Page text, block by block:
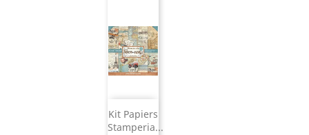
Kit Papiers
Stamperia...